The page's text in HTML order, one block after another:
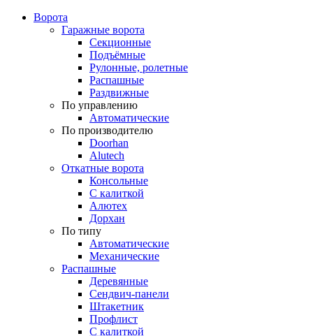
Ворота
Гаражные ворота
Секционные
Подъёмные
Рулонные, ролетные
Распашные
Раздвижные
По управлению
Автоматические
По производителю
Doorhan
Alutech
Откатные ворота
Консольные
С калиткой
Алютех
Дорхан
По типу
Автоматические
Механические
Распашные
Деревянные
Сендвич-панели
Штакетник
Профлист
С калиткой